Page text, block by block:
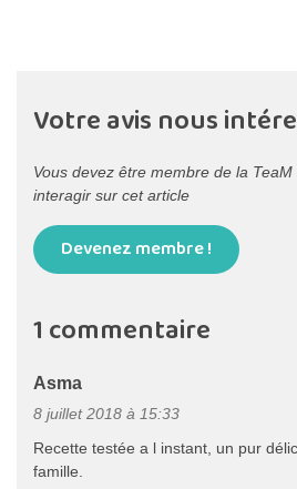
Votre avis nous
Vous devez être membre de la
interagir sur cet article
Devenez membre !
1 commentaire
Asma
8 juillet 2018 à 15:33
Recette testée a l instant, un pur
famille.